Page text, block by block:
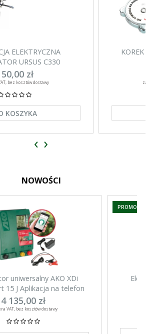
ELEKTRYCZNA
URSUS C330
zł
bez kosztów dostawy
KOSZYKA
KOREK
‹ ›
NOWOŚCI
uniwersalny AKO XDi
15 J Aplikacja na telefon
4 135,00 zł
VAT, bez kosztów dostawy
PROMOCJA